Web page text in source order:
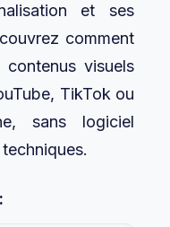
et ses
comment
visuels
TikTok ou
sans logiciel